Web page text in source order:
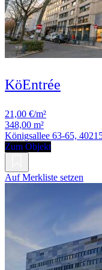
KöEntrée
21,00 €/m²
348,00 m²
Königsallee 63-65,
Zum Objekt
Auf Merkliste setzen